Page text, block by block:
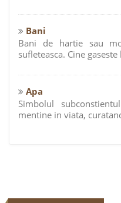
Bani
Bani de hartie sau
sufleteasca. Cine
Apa
Simbolul
mentine in viata,